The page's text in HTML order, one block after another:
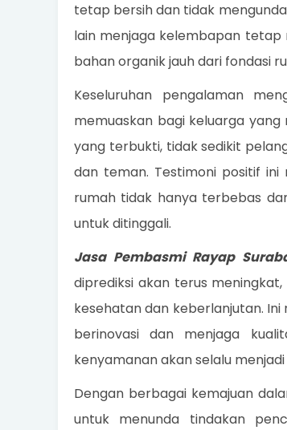
tetap bersih dan tidak
lain menjaga kelembapan
bahan organik jauh dari fondasi
Keseluruhan pengalaman
memuaskan bagi keluarga
yang terbukti, tidak sedikit
dan teman. Testimoni positif
rumah tidak hanya terbebas
untuk ditinggali.
Jasa Pembasmi Rayap
diprediksi akan terus
kesehatan dan keberlanjutan.
berinovasi dan menjaga
kenyamanan akan selalu
Dengan berbagai kemajuan
untuk menunda tindakan